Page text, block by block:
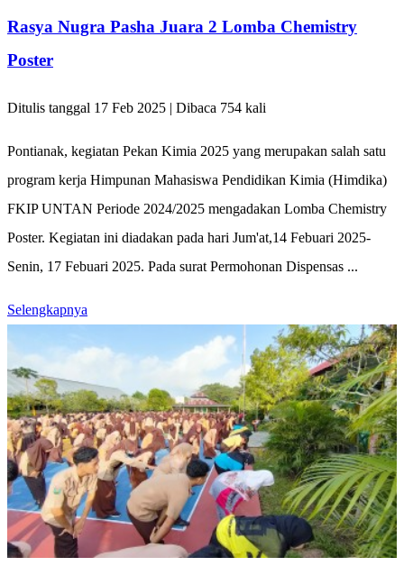
Rasya Nugra Pasha Juara 2 Lomba Chemistry
Poster
Ditulis tanggal 17 Feb 2025 | Dibaca 754 kali
Pontianak, kegiatan Pekan Kimia 2025 yang merupakan salah satu
program kerja Himpunan Mahasiswa Pendidikan Kimia (Himdika)
FKIP UNTAN Periode 2024/2025 mengadakan Lomba Chemistry
Poster. Kegiatan ini diadakan pada hari Jum'at,14 Febuari 2025-
Senin, 17 Febuari 2025. Pada surat Permohonan Dispensas ...
Selengkapnya